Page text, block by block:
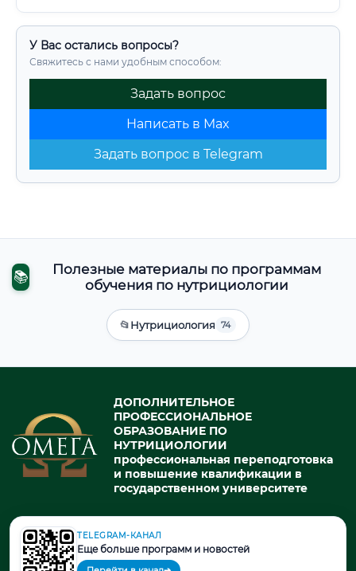
У Вас остались вопросы?
Свяжитесь с нами удобным способом:
Задать вопрос
Написать в Max
Задать вопрос в Telegram
📚
Полезные материалы по программам
обучения по нутрициологии
📂Нутрициология 74
ДОПОЛНИТЕЛЬНОЕ
ПРОФЕССИОНАЛЬНОЕ
ОБРАЗОВАНИЕ ПО
НУТРИЦИОЛОГИИ
профессиональная переподготовка
и повышение квалификации в
государственном университете
© 2026. При использовании материалов портала активная ссылка
на источник обязательна.
TELEGRAM-КАНАЛ
Еще больше программ и новостей